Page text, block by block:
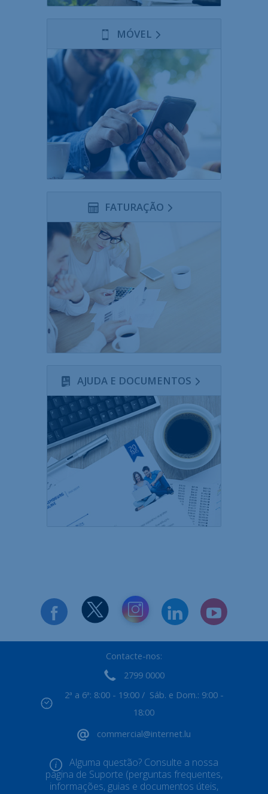
MÓVEL
FATURAÇÃO
AJUDA E DOCUMENTOS
Contacte-nos:
2799 0000
2ª a 6ª: 8:00 - 19:00 / Sáb. e Dom.: 9:00 -
18:00
commercial@internet.lu
Alguma questão? Consulte a nossa
página de Suporte (perguntas frequentes,
informações, guias e documentos úteis,